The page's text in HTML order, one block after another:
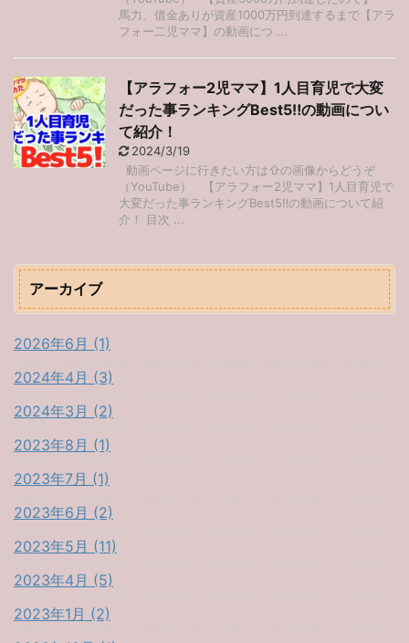
馬力、借金ありが資産1000万円到達するまで【アラ
フォー二児ママ】の動画につ ...
【アラフォー2児ママ】1人目育児で大変
だった事ランキングBest5‼︎の動画につい
て紹介！
2024/3/19
動画ページに行きたい方は⇧の画像からどうぞ
（YouTube） 【アラフォー2児ママ】1人目育児で
大変だった事ランキングBest5‼︎の動画について紹
介！ 目次 ...
アーカイブ
2026年6月 (1)
2024年4月 (3)
2024年3月 (2)
2023年8月 (1)
2023年7月 (1)
2023年6月 (2)
2023年5月 (11)
2023年4月 (5)
2023年1月 (2)